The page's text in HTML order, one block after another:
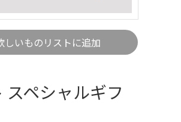
しいものリストに追加
ペシャルギフ